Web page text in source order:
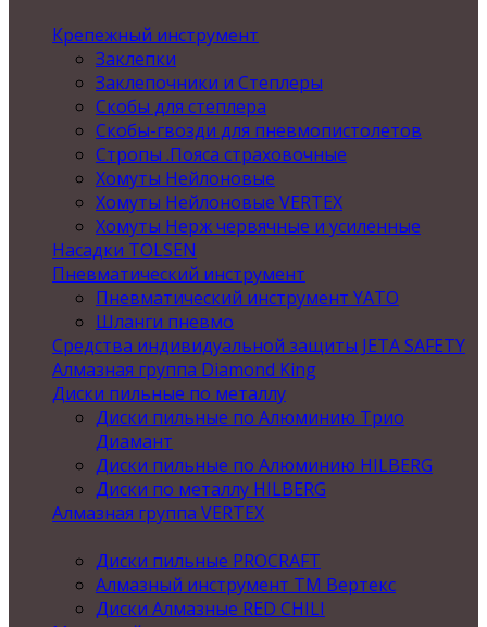
Крепежный инструмент
Заклепки
Заклепочники и Степлеры
Скобы для степлера
Скобы-гвозди для пневмопистолетов
Стропы .Пояса страховочные
Хомуты Нейлоновые
Хомуты Нейлоновые VERTEX
Хомуты Нерж червячные и усиленные
Насадки TOLSEN
Пневматический инструмент
Пневматический инструмент YATO
Шланги пневмо
Средства индивидуальной защиты JETA SAFETY
Алмазная группа Diamond King
Диски пильные по металлу
Диски пильные по Алюминию Трио
Диамант
Диски пильные по Алюминию HILBERG
Диски по металлу HILBERG
Алмазная группа VERTEX
Диски пильные PROCRAFT
Алмазный инструмент ТМ Вертекс
Диски Алмазные RED CHILI